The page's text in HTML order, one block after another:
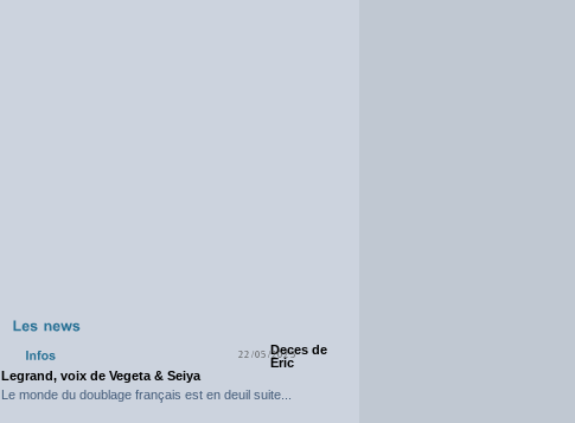
22/05/2025Deces de
Eric
Legrand, voix de Vegeta & Seiya
Le monde du doublage français est en deuil suite...